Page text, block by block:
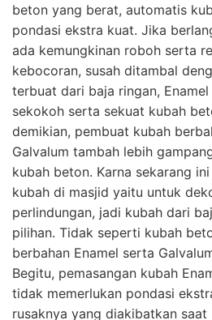
beton yang berat, automatis
pondasi ekstra kuat. Jika
ada kemungkinan roboh serta
kebocoran, susah ditambal
terbuat dari baja ringan,
sekokoh serta sekuat kubah
demikian, pembuat kubah
Galvalum tambah lebih
kubah beton. Karna sekarang
kubah di masjid yaitu untuk
perlindungan, jadi kubah dari
pilihan. Tidak seperti kubah
berbahan Enamel serta
Begitu, pemasangan kubah
tidak memerlukan pondasi
rusaknya yang diakibatkan saat